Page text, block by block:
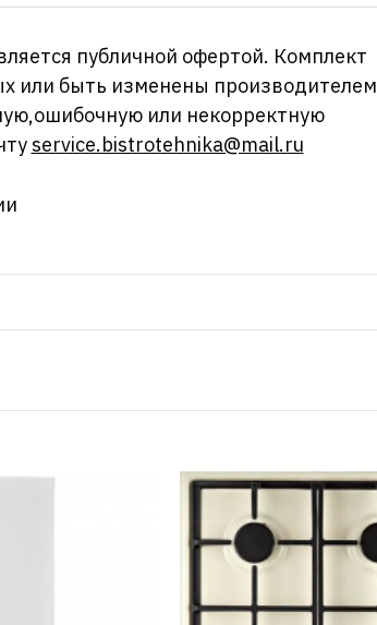
публичной офертой. Комплект
или быть изменены производителем
или некорректную
service.bistrotehnika@mail.ru